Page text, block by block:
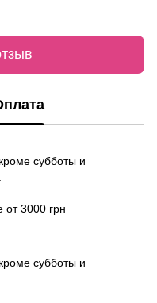
субботы и
от 3000 грн
субботы и